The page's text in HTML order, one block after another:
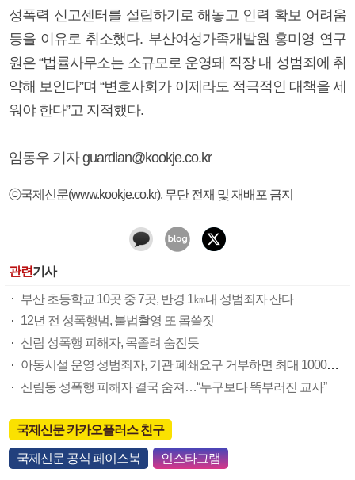
성폭력 신고센터를 설립하기로 해놓고 인력 확보 어려움
등을 이유로 취소했다. 부산여성가족개발원 홍미영 연구
원은 “법률사무소는 소규모로 운영돼 직장 내 성범죄에 취
약해 보인다”며 “변호사회가 이제라도 적극적인 대책을 세
워야 한다”고 지적했다.
임동우 기자 guardian@kookje.co.kr
ⓒ국제신문(www.kookje.co.kr), 무단 전재 및 재배포 금지
관련기사
부산 초등학교 10곳 중 7곳, 반경 1㎞내 성범죄자 산다
12년 전 성폭행범, 불법촬영 또 몹쓸짓
신림 성폭행 피해자, 목졸려 숨진듯
아동시설 운영 성범죄자, 기관 폐쇄요구 거부하면 최대 1000만 원 과태료
신림동 성폭행 피해자 결국 숨져…“누구보다 똑부러진 교사”
국제신문 카카오플러스 친구
국제신문 공식 페이스북 인스타그램